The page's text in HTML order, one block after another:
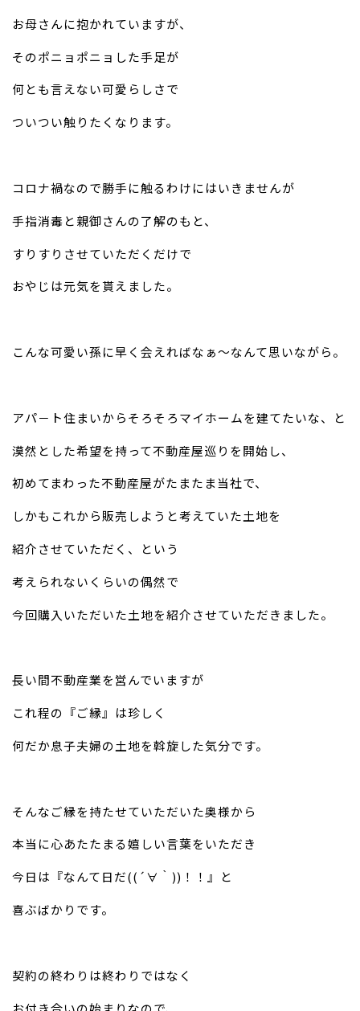
お母さんに抱かれていますが、
そのポニョポニョした手足が
何とも言えない可愛らしさで
ついつい触り たくなります。
コロナ禍なので勝手に触るわけにはいきませんが
手指消毒と親御さんの了解のもと、
すりすりさせていただくだけで
おやじは元気を貰えました。
こんな可愛い孫に早く会えればなぁ～なんて思いながら。
アパ－ト住まいからそろそろマイホームを建てたいな、と
漠然とした希望を持って不動産屋巡りを開始し、
初めてまわった不動産屋がたまたま当社で、
しかもこれから販売しようと考えていた土地を
紹介させていただく、という
考えられないくらいの偶然で
今回購入いただいた土地を紹介させていただきました。
長い間不動産業を営んでいますが
これ程の『ご縁』は珍しく
何だか息子夫婦の土地を斡旋した気分です。
そんなご縁を持たせていただいた奥様から
本当に心あたたまる嬉しい言葉をいただき
今日は『なんて日だ((´∀ ｀ )) ！！』と
喜ぶばかりです。
契約の終わりは終わりではなく